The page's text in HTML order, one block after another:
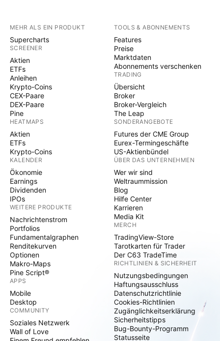
MEHR ALS EIN PRODUKT
Supercharts
SCREENER
Aktien
ETFs
Anleihen
Krypto-Coins
CEX-Paare
DEX-Paare
Pine
HEATMAPS
Aktien
ETFs
Krypto-Coins
KALENDER
Ökonomie
Earnings
Dividenden
IPOs
WEITERE PRODUKTE
Nachrichtenstrom
Portfolios
Fundamentalgraphen
Renditekurven
Optionen
Makro-Maps
Pine Script®
APPS
Mobile
Desktop
COMMUNITY
Soziales Netzwerk
Wall of Love
TOOLS & ABONNEMENTS
Features
Preise
Marktdaten
Abonnements verschenken
TRADING
Übersicht
Broker
Broker-Vergleich
The Leap
SONDERANGEBOTE
Futures der CME Group
Eurex-Termingeschäfte
US-Aktienbündel
ÜBER DAS UNTERNEHMEN
Wer wir sind
Weltraummission
Blog
Hilfe Center
Karrieren
Media Kit
MERCH
TradingView-Store
Tarotkarten für Trader
Der C63 TradeTime
RICHTLINIEN & SICHERHEIT
Nutzungsbedingungen
Haftungsausschluss
Datenschutzrichtlinie
Cookies-Richtlinien
Zugänglichkeitserklärung
Sicherheitstipps
Bug-Bounty-Programm
Statusseite